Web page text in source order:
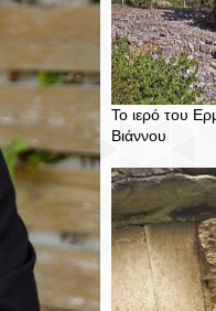
Το ιερό του
Βιάννου